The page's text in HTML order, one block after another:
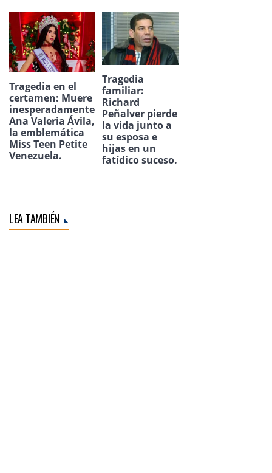
Tragedia en el
certamen: Muere
inesperadamente
Ana Valeria Ávila,
la emblemática
Miss Teen Petite
Venezuela.
Tragedia
familiar:
Richard
Peñalver pierde
la vida junto a
su esposa e
hijas en un
fatídico suceso.
LEA TAMBIÉN